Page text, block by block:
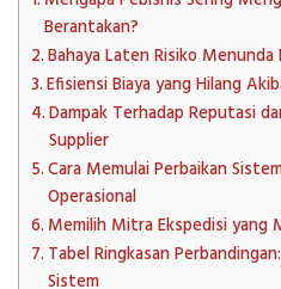
Berantakan?
Bahaya Laten Risiko
Efisiensi Biaya yang Hilang
Dampak Terhadap Reputasi
Supplier
Cara Memulai Perbaikan
Operasional
Memilih Mitra Ekspedisi yang
Tabel Ringkasan
Sistem